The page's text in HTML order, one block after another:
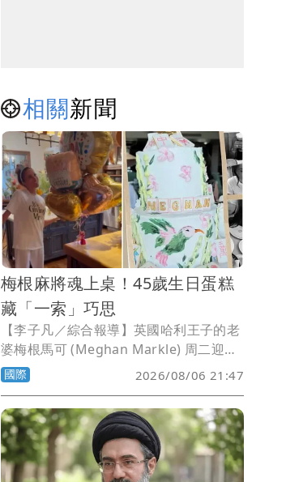
相關新聞
梅根麻將魂上桌！45歲生日蛋糕
藏「一索」巧思
【李子凡／綜合報導】英國哈利王子的老
婆梅根馬可 (Meghan Markle) 周二迎來
45歲生日，不僅在社群平台分享自己躍入
戶外泳池的照片，感謝粉絲送上祝福，好
友更特別準備一款以麻將為主題的雙層蛋
糕，向她長年熱愛的休閒活動致敬。
國際 2026/08/06 21:47